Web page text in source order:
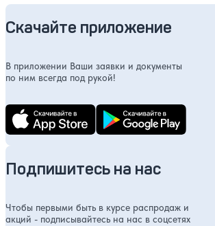
Скачайте приложение
В приложении Ваши заявки и документы
по ним всегда под рукой!
Подпишитесь на нас
Чтобы первыми быть в курсе распродаж и
акций - подписывайтесь на нас в соцсетях